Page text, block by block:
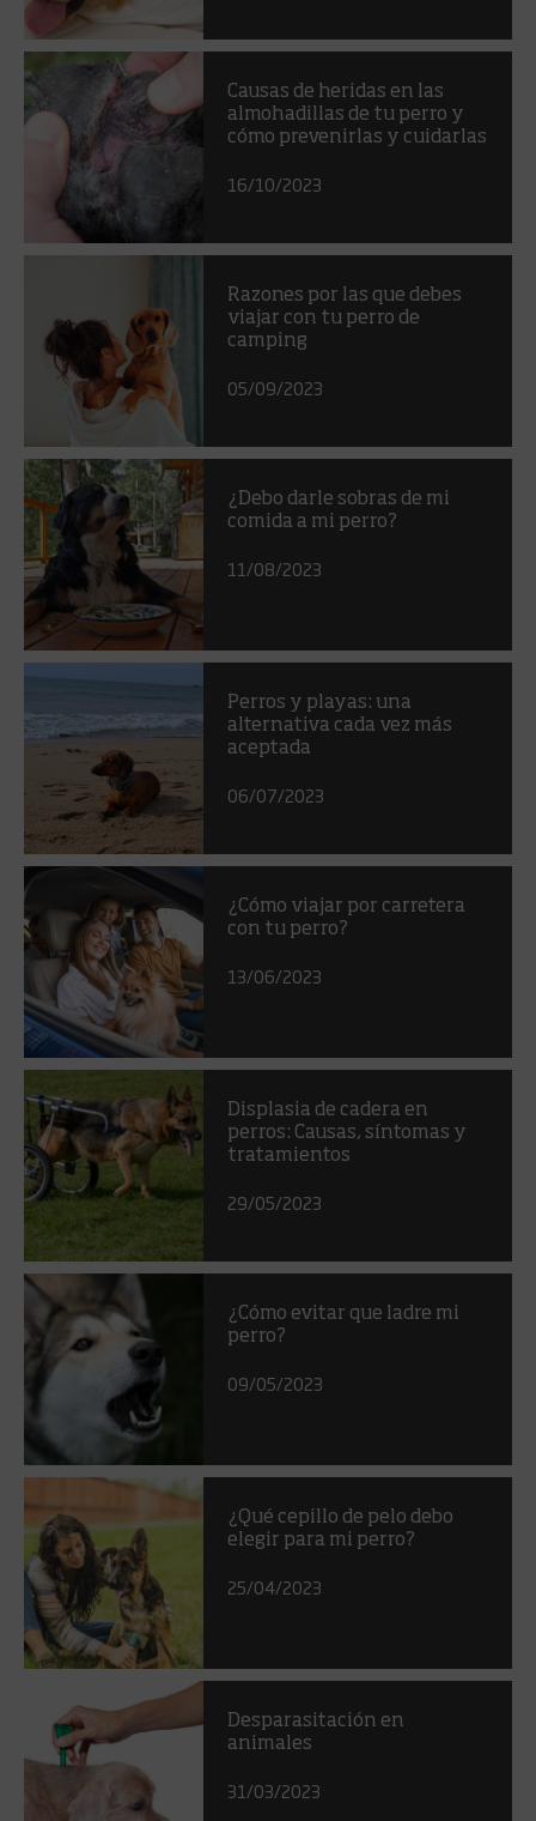
Causas de heridas en las
almohadillas de tu perro y
cómo prevenirlas y cuidarlas
16/10/2023
Razones por las que debes
viajar con tu perro de
camping
05/09/2023
¿Debo darle sobras de mi
comida a mi perro?
11/08/2023
Perros y playas: una
alternativa cada vez más
aceptada
06/07/2023
¿Cómo viajar por carretera
con tu perro?
13/06/2023
Displasia de cadera en
perros: Causas, síntomas y
tratamientos
29/05/2023
¿Cómo evitar que ladre mi
perro?
09/05/2023
¿Qué cepillo de pelo debo
elegir para mi perro?
25/04/2023
Desparasitación en
animales
31/03/2023